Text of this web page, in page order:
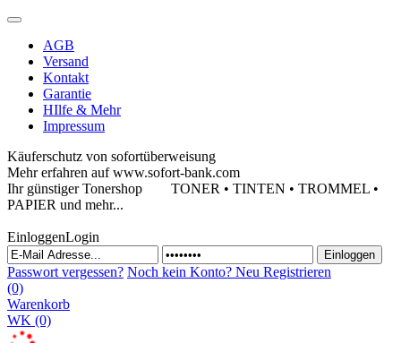
AGB
Versand
Kontakt
Garantie
HIlfe & Mehr
Impressum
Käuferschutz von sofortüberweisung
Mehr erfahren auf www.sofort-bank.com
Ihr günstiger Tonershop TONER • TINTEN • TROMMEL •
PAPIER und mehr...
EinloggenLogin
Passwort vergessen? Noch kein Konto? Neu Registrieren
(0)
Warenkorb
WK (0)